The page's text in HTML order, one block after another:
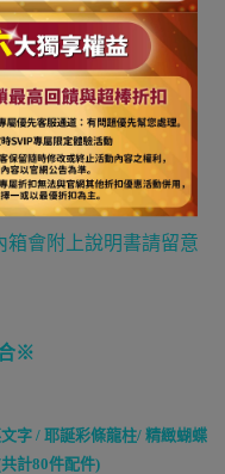
格等級
級白色松針葉聖誕樹
(共計80件配件)
誕燈)
會附上說明書請留意
※
字 / 耶誕彩條龍柱/ 精緻蝴蝶
計80件配件)